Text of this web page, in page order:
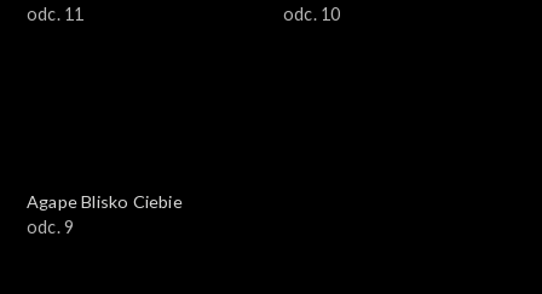
odc. 11
odc. 10
Agape Blisko Ciebie
odc. 9